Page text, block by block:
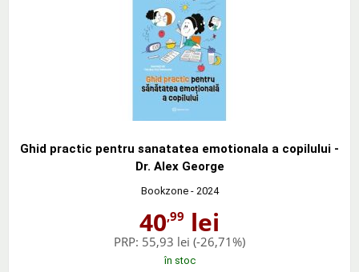
Ghid practic pentru sanatatea emotionala a copilului -
Dr. Alex George
Bookzone- 2024
40,99 lei
PRP: 55,93 lei (-26,71%)
în stoc